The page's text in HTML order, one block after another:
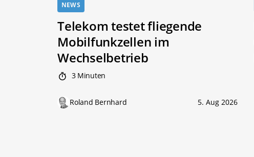
NEWS
Telekom testet fliegende
Mobilfunkzellen im
Wechselbetrieb
3 Minuten
Roland Bernhard 5. Aug 2026